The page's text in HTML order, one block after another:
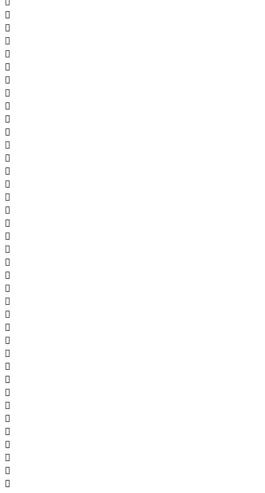




































